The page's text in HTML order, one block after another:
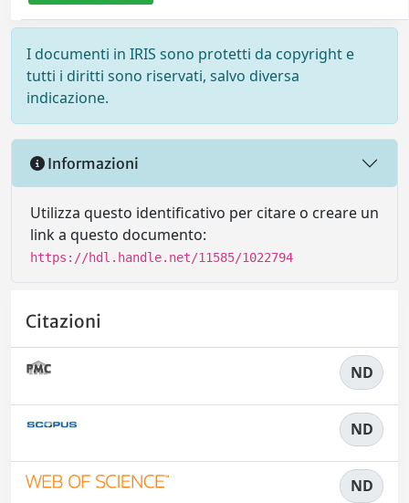
I documenti in IRIS sono protetti da copyright e
tutti i diritti sono riservati, salvo diversa
indicazione.
Informazioni
Utilizza questo identificativo per citare o creare un
link a questo documento:
https://hdl.handle.net/11585/1022794
Citazioni
ND
ND
ND